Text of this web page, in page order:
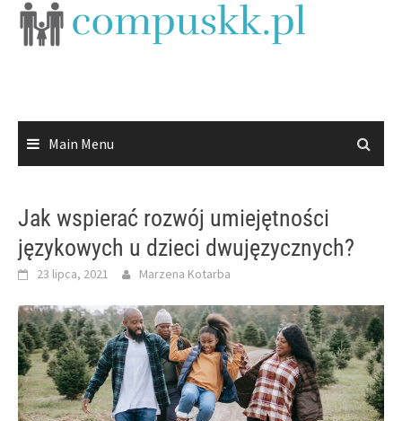
Skip
Main Menu
Jak wspierać rozwój umiejętności
językowych u dzieci dwujęzycznych?
23 lipca, 2021 Marzena Kotarba